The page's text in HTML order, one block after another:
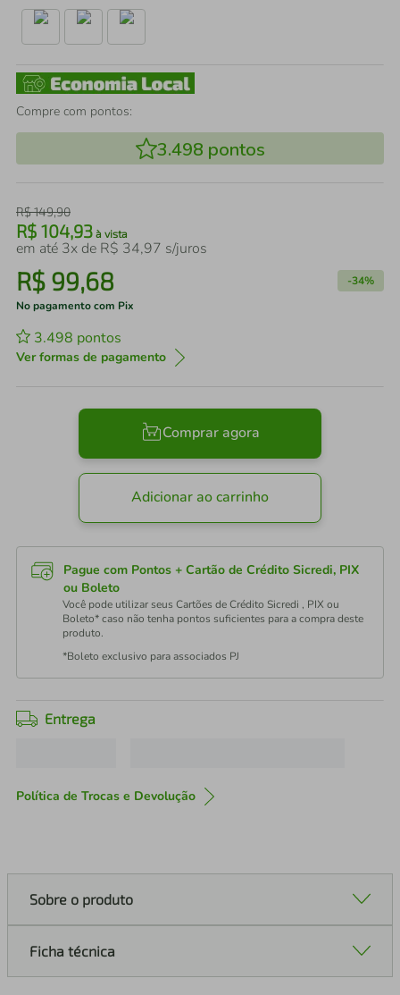
Compre com pontos:
3.498 pontos
R$149,90
R$ 104,93 à vista
em até 3x de R$ 34,97 s/juros
R$ 99,68 -34%
No pagamento com Pix
3.498 pontos
Ver formas de pagamento
Comprar agora
Adicionar ao carrinho
Pague com Pontos + Cartão de Crédito Sicredi, PIX
ou Boleto
Você pode utilizar seus Cartões de Crédito Sicredi , PIX ou
Boleto* caso não tenha pontos suficientes para a compra deste
produto.
*Boleto exclusivo para associados PJ
Entrega
Política de Trocas e Devolução
Sobre o produto
Ficha técnica